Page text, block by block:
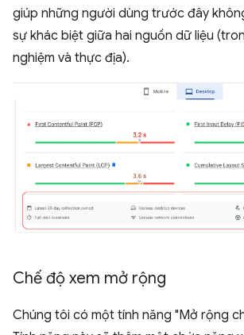
giúp những người dùng trước đây
sự khác biệt giữa hai nguồn dữ liệu
nghiệm và thực địa).
Chế độ xem mở rộng
Chúng tôi có một tính năng "Mở rộng